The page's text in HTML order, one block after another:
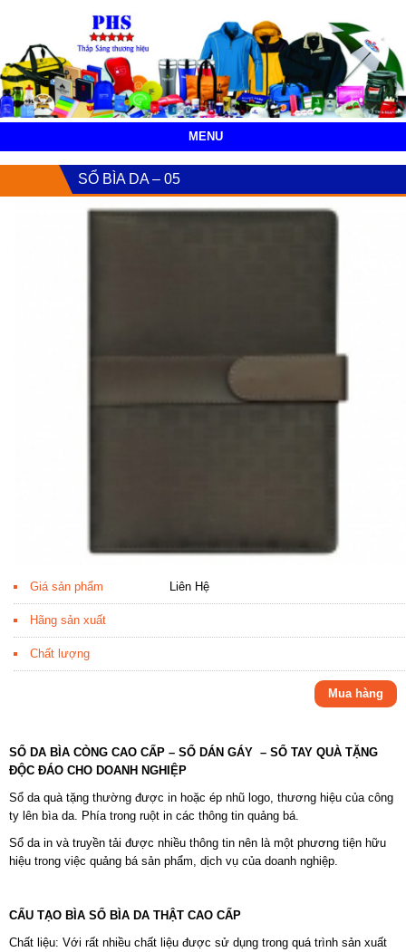
MENU
SỔ BÌA DA – 05
Giá sản phẩm Liên Hệ
Hãng sản xuất
Chất lượng
Mua hàng
SỔ DA BÌA CÒNG CAO CẤP – SỔ DÁN GÁY – SỔ TAY QUÀ TẶNG
ĐỘC ĐÁO CHO DOANH NGHIỆP
Sổ da quà tặng thường được in hoặc ép nhũ logo, thương hiệu của công
ty lên bìa da. Phía trong ruột in các thông tin quảng bá.
Sổ da in và truyền tải được nhiều thông tin nên là một phương tiện hữu
hiệu trong việc quảng bá sản phẩm, dịch vụ của doanh nghiệp.
CẤU TẠO BÌA SỔ BÌA DA THẬT CAO CẤP
Chất liệu: Với rất nhiều chất liệu được sử dụng trong quá trình sản xuất